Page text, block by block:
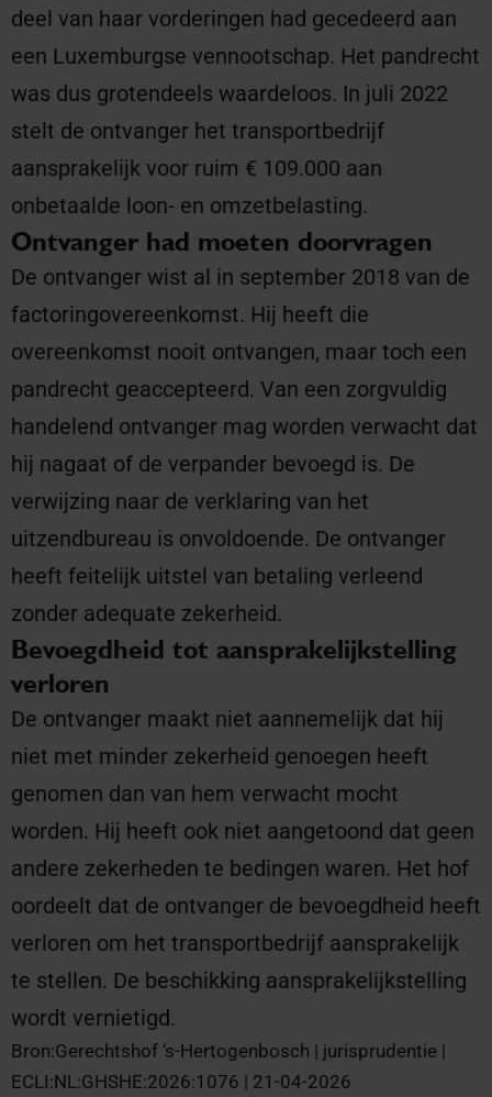
deel van haar vorderingen had gecedeerd aan
een Luxemburgse vennootschap. Het pandrecht
was dus grotendeels waardeloos. In juli 2022
stelt de ontvanger het transportbedrijf
aansprakelijk voor ruim € 109.000 aan
onbetaalde loon- en omzetbelasting.
Ontvanger had moeten doorvragen
De ontvanger wist al in september 2018 van de
factoringovereenkomst. Hij heeft die
overeenkomst nooit ontvangen, maar toch een
pandrecht geaccepteerd. Van een zorgvuldig
handelend ontvanger mag worden verwacht dat
hij nagaat of de verpander bevoegd is. De
verwijzing naar de verklaring van het
uitzendbureau is onvoldoende. De ontvanger
heeft feitelijk uitstel van betaling verleend
zonder adequate zekerheid.
Bevoegdheid tot aansprakelijkstelling
verloren
De ontvanger maakt niet aannemelijk dat hij
niet met minder zekerheid genoegen heeft
genomen dan van hem verwacht mocht
worden. Hij heeft ook niet aangetoond dat geen
andere zekerheden te bedingen waren. Het hof
oordeelt dat de ontvanger de bevoegdheid heeft
verloren om het transportbedrijf aansprakelijk
te stellen. De beschikking aansprakelijkstelling
wordt vernietigd.
Bron:Gerechtshof ‘s-Hertogenbosch | jurisprudentie |
ECLI:NL:GHSHE:2026:1076 | 21-04-2026